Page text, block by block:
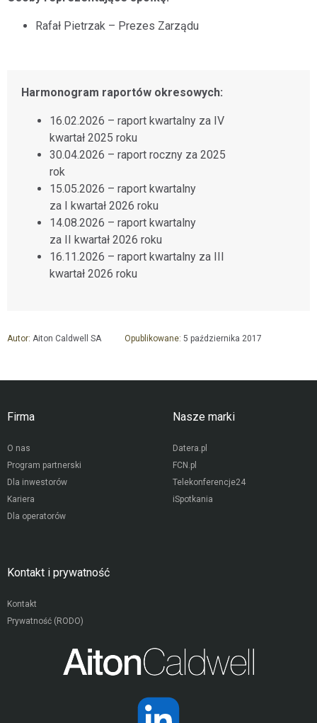
Rafał Pietrzak – Prezes Zarządu
Harmonogram raportów okresowych:
16.02.2026 – raport kwartalny za IV
kwartał 2025 roku
30.04.2026 – raport roczny za 2025
rok
15.05.2026 – raport kwartalny
za I kwartał 2026 roku
14.08.2026 – raport kwartalny
za II kwartał 2026 roku
16.11.2026 – raport kwartalny za III
kwartał 2026 roku
Autor: Aiton Caldwell SA Opublikowane: 5 października 2017
Firma
O nas
Program partnerski
Dla inwestorów
Kariera
Dla operatorów
Nasze marki
Datera.pl
FCN.pl
Telekonferencje24
iSpotkania
Kontakt i prywatność
Kontakt
Prywatność (RODO)